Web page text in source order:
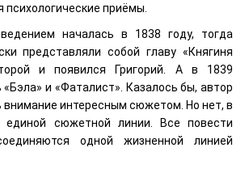
психологические приёмы.
началась в 1838 году, тогда
представляли собой главу «Княгиня
и появился Григорий. А в 1839
и «Фаталист». Казалось бы, автор
внимание интересным сюжетом. Но нет, в
единой сюжетной линии. Все повести
одной жизненной линией